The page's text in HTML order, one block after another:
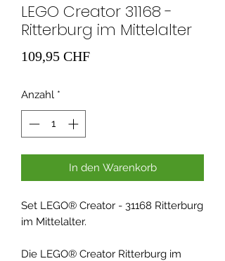
LEGO Creator 31168 -
Ritterburg im Mittelalter
109,95 CHFPreis
Anzahl *
In den Warenkorb
Set LEGO® Creator - 31168 Ritterburg
im Mittelalter.
Die LEGO® Creator Ritterburg im